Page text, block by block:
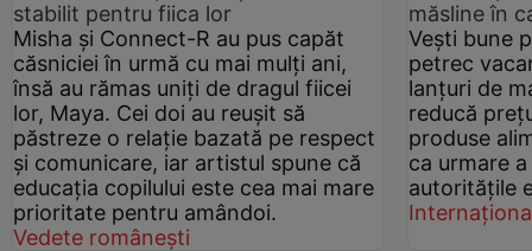
stabilit pentru fiica lor
Misha și Connect-R au pus capăt
căsniciei în urmă cu mai mulți ani,
însă au rămas uniți de dragul fiicei
lor, Maya. Cei doi au reușit să
păstreze o relație bazată pe respect
și comunicare, iar artistul spune că
educația copilului este cea mai mare
prioritate pentru amândoi.
Vedete românești
măsline în
Vești bune
petrec
lanțuri de
reducă
produse
ca urmare
autoritățile